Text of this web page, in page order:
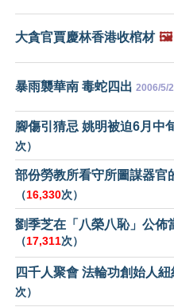
大貪官賈慶林香港收棺材 🖼️
暴雨襲華南 毒蛇四出 2006/5/
腳傷引猜忌 姚明被迫6月中
次）
部份勞教所看守所圖謀器官
（16,330次）
劉季芝在「八榮八恥」公佈
（17,311次）
四千人聚會 法輪功創始人
次）